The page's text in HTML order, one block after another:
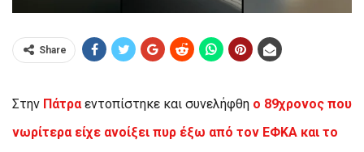
Share
Στην Πάτρα εντοπίστηκε και συνελήφθη ο 89χρονος που
νωρίτερα είχε ανοίξει πυρ έξω από τον ΕΦΚΑ και το